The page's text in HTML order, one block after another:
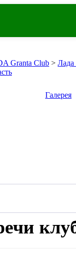
Granta Club > Лада
Галерея